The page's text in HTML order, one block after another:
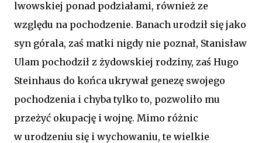
lwowskiej ponad podziałami, również ze
względu na pochodzenie. Banach urodził się jako
syn górala, zaś matki nigdy nie poznał, Stanisław
Ulam pochodził z żydowskiej rodziny, zaś Hugo
Steinhaus do końca ukrywał genezę swojego
pochodzenia i chyba tylko to, pozwoliło mu
przeżyć okupację i wojnę. Mimo różnic
w urodzeniu się i wychowaniu, te wielkie